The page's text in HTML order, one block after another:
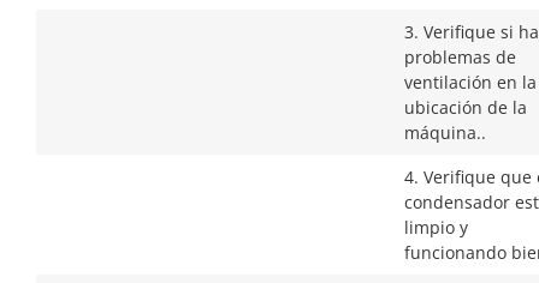
3. Verifique si
problemas de
ventilación en la
ubicación de la
máquina..
4. Verifique que
condensador
limpio y
funcionando